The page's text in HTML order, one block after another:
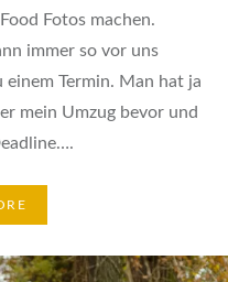
Fotos machen.
immer so vor uns
einem Termin. Man hat ja
mein Umzug bevor und